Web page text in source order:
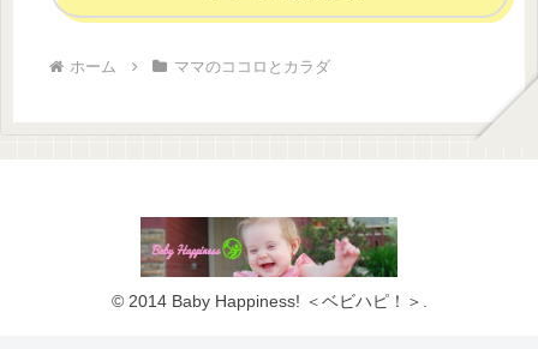
ホーム ママのココロとカラダ
© 2014 Baby Happiness! ＜ベビハピ！＞.